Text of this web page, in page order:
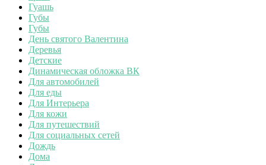
Гуашь
Губы
Губы
День святого Валентина
Деревья
Детские
Динамическая обложка ВК
Для автомобилей
Для еды
Для Интерьера
Для кожи
Для путешествий
Для социальных сетей
Дождь
Дома